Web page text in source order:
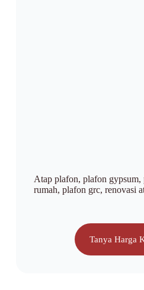
Atap plafon, plafon
rumah, plafon grc, renovasi
Tanya Harga